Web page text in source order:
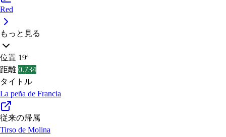
Red
もっと見る
位置 19ª
距離 0.734
タイトル
La peña de Francia
従来の帰属
Tirso de Molina